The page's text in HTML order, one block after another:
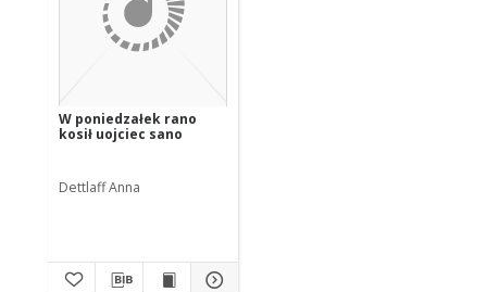
W poniedzałek rano
kosił uojciec sano
Dettlaff Anna